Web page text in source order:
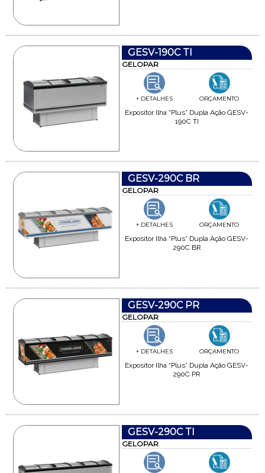
GESV-190C TI
GELOPAR
+ DETALHES ORÇAMENTO
Expositor Ilha “Plus” Dupla Ação GESV-
190C TI
GESV-290C BR
GELOPAR
+ DETALHES ORÇAMENTO
Expositor Ilha “Plus” Dupla Ação GESV-
290C BR
GESV-290C PR
GELOPAR
+ DETALHES ORÇAMENTO
Expositor Ilha “Plus” Dupla Ação GESV-
290C PR
GESV-290C TI
GELOPAR